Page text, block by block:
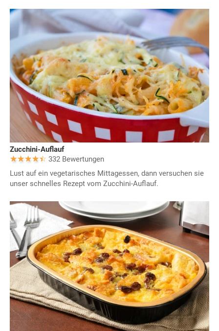
Zucchini-Auflauf
332 Bewertungen
Lust auf ein vegetarisches Mittagessen, dann versuchen sie
unser schnelles Rezept vom Zucchini-Auflauf.